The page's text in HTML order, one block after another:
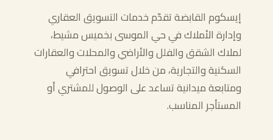
إيسكوم القابضة تقدّم خدمات التسويق العقاري
وإدارة الأملاك في حي الموسى بخميس مشيط،
لملاك الشقق والفلل والأراضي والمحلات والعقارات
السكنية والتجارية، من خلال تسويق احترافي
ومتابعة ميدانية تساعد على الوصول للمشتري أو
المستأجر المناسب.